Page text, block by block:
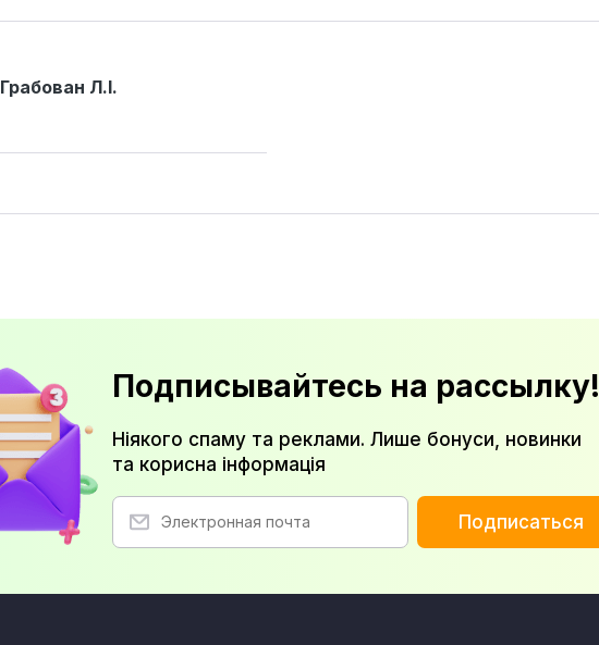
Грабован Л.І.
Подписывайтесь на рассылку!
Ніякого спаму та реклами. Лише бонуси, новинки
та корисна інформація
Подписаться